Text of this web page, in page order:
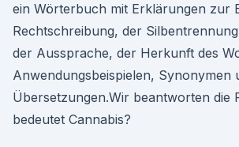
ein Wörterbuch mit Erklärungen zur
Rechtschreibung, der
der Aussprache, der Herkunft des
Anwendungsbeispielen, Synonymen
Übersetzungen.Wir beantworten die
bedeutet Cannabis?